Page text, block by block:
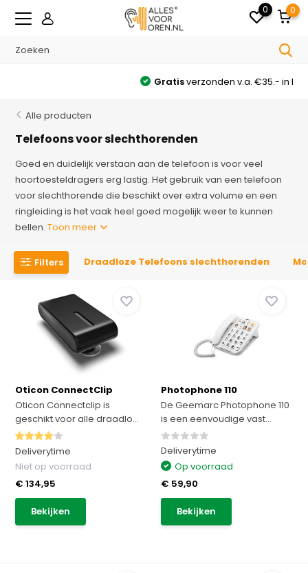
0 0
verzonden v.a. €35.- in NL
Alle producten
Telefoons voor slechthorenden
Goed en duidelijk verstaan aan de telefoon is voor veel
hoortoesteldragers erg lastig. Het gebruik van een telefoon
voor slechthorende die beschikt over extra volume en een
ringleiding is het vaak heel goed mogelijk weer te kunnen
bellen.Toon meer
Filters Draadloze Telefoons slechthorenden
Oticon ConnectClip
Oticon Connectclip is
geschikt voor alle draadlo...
Deliverytime
Niet op voorraad
€ 134,95
Bekijken
Photophone 110
De Geemarc Photophone 110
is een eenvoudige vast...
Deliverytime
Op voorraad
€ 59,90
Bekijken